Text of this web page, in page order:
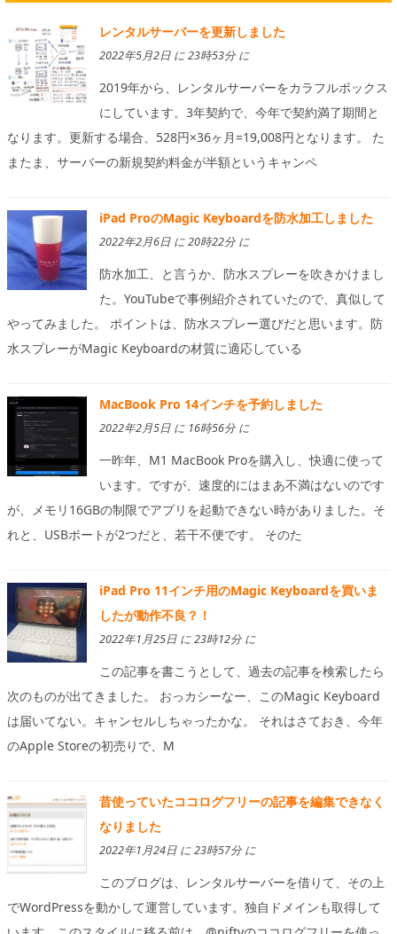
レンタルサーバーを更新しました
2022年5月2日 に 23時53分 に
2019年から、レンタルサーバーをカラフルボックス
にしています。3年契約で、今年で契約満了期間と
なります。更新する場合、528円×36ヶ月=19,008円となります。 た
またま、サーバーの新規契約料金が半額というキャンペ
iPad ProのMagic Keyboardを防水加工しました
2022年2月6日 に 20時22分 に
防水加工、と言うか、防水スプレーを吹きかけまし
た。YouTubeで事例紹介されていたので、真似して
やってみました。 ポイントは、防水スプレー選びだと思います。防
水スプレーがMagic Keyboardの材質に適応している
MacBook Pro 14インチを予約しました
2022年2月5日 に 16時56分 に
一昨年、M1 MacBook Proを購入し、快適に使って
います。ですが、速度的にはまあ不満はないのです
が、メモリ16GBの制限でアプリを起動できない時がありました。そ
れと、USBポートが2つだと、若干不便です。 そのた
iPad Pro 11インチ用のMagic Keyboardを買いま
したが動作不良？！
2022年1月25日 に 23時12分 に
この記事を書こうとして、過去の記事を検索したら
次のものが出てきました。 おっカシーなー、このMagic Keyboard
は届いてない。キャンセルしちゃったかな。 それはさておき、今年
のApple Storeの初売りで、M
昔使っていたココログフリーの記事を編集できなく
なりました
2022年1月24日 に 23時57分 に
このブログは、レンタルサーバーを借りて、その上
でWordPressを動かして運営しています。独自ドメインも取得して